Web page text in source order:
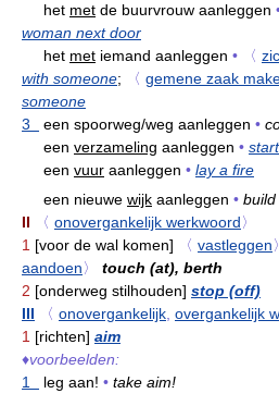
het met de buurvrouw aanleggen
woman next door
het met iemand aanleggen • 〈
with someone; 〈 gemene zaak
someone
3
een spoorweg/weg aanleggen •
een verzameling aanleggen •
een vuur aanleggen • lay a fire
een nieuwe wijk aanleggen •
II
〈 onovergankelijk werkwoord〉
1 [voor de wal komen] 〈 vastleggen〉
aandoen〉
touch (at), berth
2 [onderweg stilhouden] stop (off)
III
〈 onovergankelijk overgankelijk
1 [richten] aim
♦voorbeelden:
1
leg aan! • take aim!